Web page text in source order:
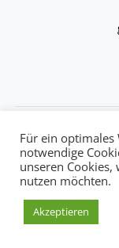
Copyright © 2026
Für ein optimales
notwendige
unseren Cookies,
nutzen möchten.
Akzeptieren